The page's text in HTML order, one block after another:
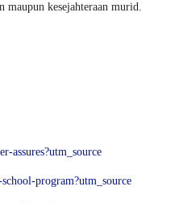
maupun kesejahteraan murid.
assures?utm_source
program?utm_source